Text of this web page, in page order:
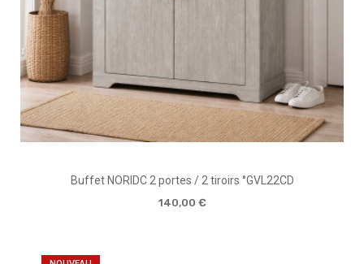
Buffet NORIDC 2 portes / 2 tiroirs °GVL22CD
140,00 €